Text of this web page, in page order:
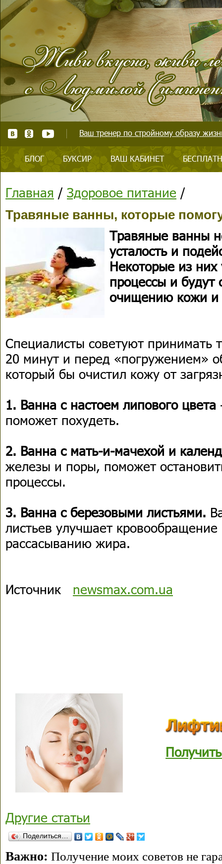
Ваш тренер по стройному образу
БЛОГ БУКСИР ВАШ КАБИНЕТ
Главная / Здоровое питание /
Травяные ванны, которые
Травяные ванны
усталость и
Некоторые из
процессы и будут
очищению кожи и
Специалисты советуют принимать
20 минут и перед «погружением»
который бы очистил кожу от
1. Ванна с настоем липового цвета
поможет похудеть.
2. Ванна с мать-и-мачехой и
железы и поры, поможет
процессы.
3. Ванна с березовыми листьями.
листьев улучшает кровообращение
рассасыванию жира.
Источник newsmax.com.ua
Другие статьи
Поделиться…
Важно: Получение моих советов не